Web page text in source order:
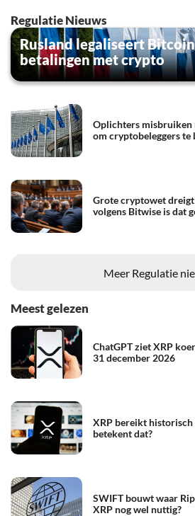
Regulatie Nieuws
Rusland legaliseert
betalingen met crypto
Oplichters misbruiken
om cryptobeleggers te
Grote cryptowet
volgens Bitwise is dat
Meer Regulatie
Meest gelezen
ChatGPT ziet XRP
31 december 2026
XRP bereikt
betekent dat?
SWIFT bouwt waar
XRP nog wel nuttig?